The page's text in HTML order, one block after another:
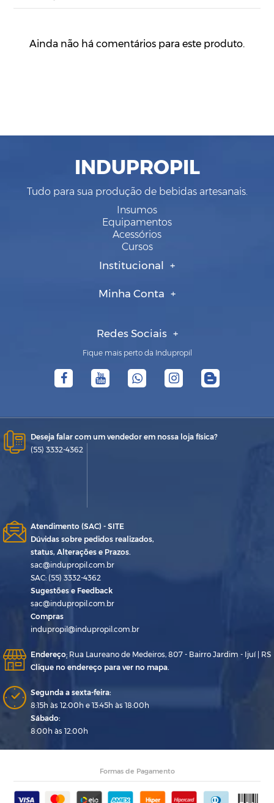
Ainda não há comentários para este produto.
INDUPROPIL
Tudo para sua produção de bebidas artesanais.
Insumos
Equipamentos
Acessórios
Cursos
Institucional
Minha Conta
Redes Sociais
Fique mais perto da Indupropil
Deseja falar com um vendedor em nossa loja física?
(55) 3332-4362
Atendimento (SAC) - SITE
Dúvidas sobre pedidos realizados,
status, Alterações e Prazos.
sac@indupropil.com.br
SAC: (55) 3332-4362
Sugestões e Feedback
sac@indupropil.com.br
Compras
indupropil@indupropil.com.br
Endereço: Rua Laureano de Medeiros, 807 - Bairro Jardim - Ijuí | RS
Clique no endereço para ver no mapa.
Segunda a sexta-feira:
8:15h às 12:00h e 13:45h às 18:00h
Sábado:
8:00h às 12:00h
Formas de Pagamento